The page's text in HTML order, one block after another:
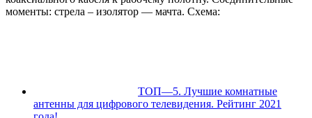
моменты: стрела – изолятор — мачта. Схема:
ТОП—5. Лучшие комнатные
антенны для цифрового телевидения. Рейтинг 2021